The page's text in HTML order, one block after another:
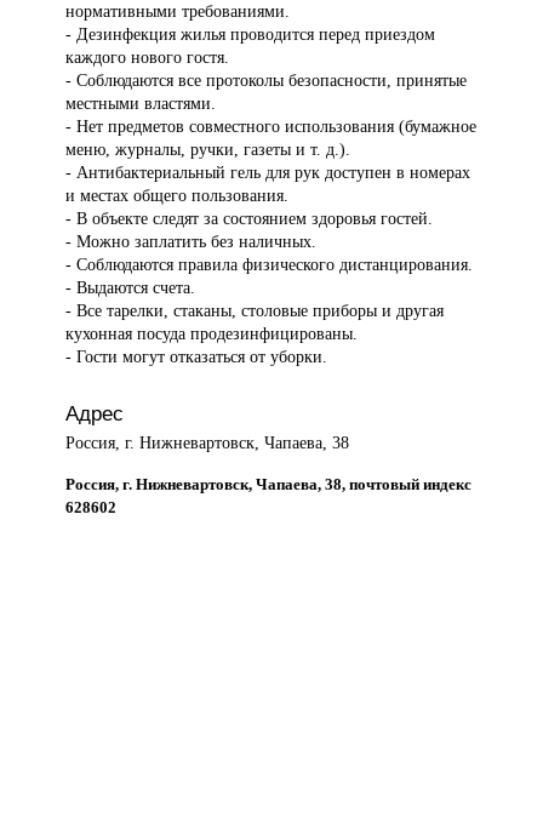
нормативными требованиями.
- Дезинфекция жилья проводится перед приездом
каждого нового гостя.
- Соблюдаются все протоколы безопасности, принятые
местными властями.
- Нет предметов совместного использования (бумажное
меню, журналы, ручки, газеты и т. д.).
- Антибактериальный гель для рук доступен в номерах
и местах общего пользования.
- В объекте следят за состоянием здоровья гостей.
- Можно заплатить без наличных.
- Соблюдаются правила физического дистанцирования.
- Выдаются счета.
- Все тарелки, стаканы, столовые приборы и другая
кухонная посуда продезинфицированы.
- Гости могут отказаться от уборки.
Адрес
Россия, г. Нижневартовск, Чапаева, 38
Россия, г. Нижневартовск, Чапаева, 38, почтовый индекс
628602